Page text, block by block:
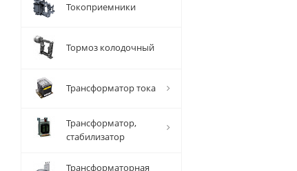
Токоприемники
Тормоз колодочный
Трансформатор тока
Трансформатор,
стабилизатор
Трансформаторная